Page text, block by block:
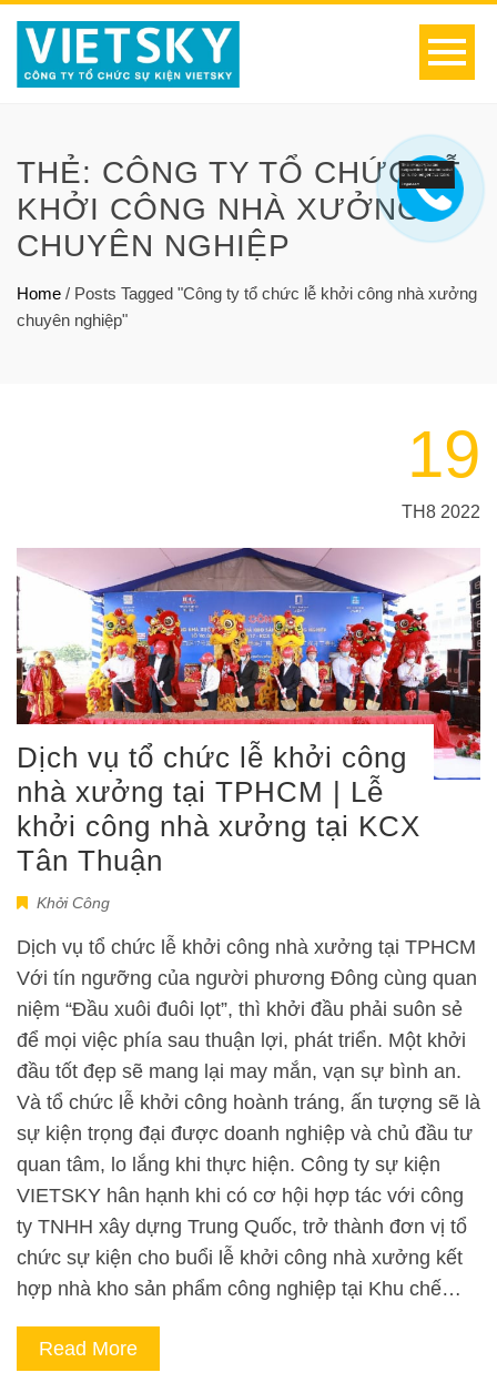
THẺ: CÔNG TY TỔ CHỨC LỄ
KHỞI CÔNG NHÀ XƯỞNG
CHUYÊN NGHIỆP
Home / Posts Tagged "Công ty tổ chức lễ khởi công nhà xưởng
chuyên nghiệp"
19
TH8 2022
Dịch vụ tổ chức lễ khởi công
nhà xưởng tại TPHCM | Lễ
khởi công nhà xưởng tại KCX
Tân Thuận
Khởi Công
Dịch vụ tổ chức lễ khởi công nhà xưởng tại TPHCM
Với tín ngưỡng của người phương Đông cùng quan
niệm “Đầu xuôi đuôi lọt”, thì khởi đầu phải suôn sẻ
để mọi việc phía sau thuận lợi, phát triển. Một khởi
đầu tốt đẹp sẽ mang lại may mắn, vạn sự bình an.
Và tổ chức lễ khởi công hoành tráng, ấn tượng sẽ là
sự kiện trọng đại được doanh nghiệp và chủ đầu tư
quan tâm, lo lắng khi thực hiện. Công ty sự kiện
VIETSKY hân hạnh khi có cơ hội hợp tác với công
ty TNHH xây dựng Trung Quốc, trở thành đơn vị tổ
chức sự kiện cho buổi lễ khởi công nhà xưởng kết
hợp nhà kho sản phẩm công nghiệp tại Khu chế…
Read More